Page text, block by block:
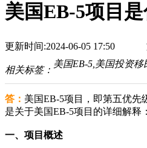
美国EB-5项目是
更新时间:2024-06-05 17:50
相关标签：
美国EB-5,美国投资移
答： 美国EB-5项目，即第五优先
是关于美国EB-5项目的详细解释：
一、项目概述